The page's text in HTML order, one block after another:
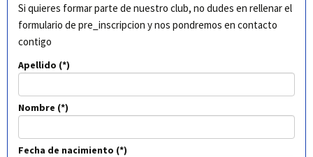
Si quieres formar parte de nuestro club, no dudes en rellenar el
formulario de pre_inscripcion y nos pondremos en contacto
contigo
Apellido
Nombre
Fecha de nacimiento